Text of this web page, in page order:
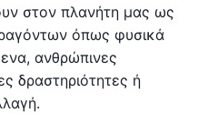
στον πλανήτη μας ως
όπως φυσικά
ανθρώπινες
δραστηριότητες ή